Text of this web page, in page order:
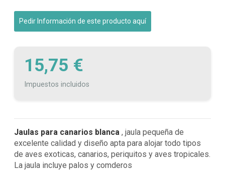
Pedir Información de este producto aquí
15,75 €
Impuestos incluidos
Jaulas para canarios blanca , jaula pequeña de
excelente calidad y diseño apta para alojar todo tipos
de aves exoticas, canarios, periquitos y aves tropicales.
La jaula incluye palos y comderos